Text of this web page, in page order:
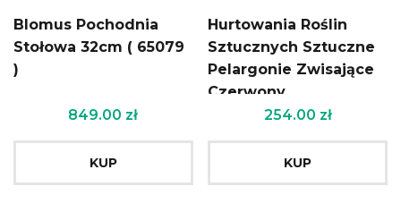
Blomus Pochodnia
Stołowa 32cm ( 65079
)
849.00 zł
KUP
Hurtowania Roślin
Sztucznych Sztuczne
Pelargonie Zwisające
Czerwony
254.00 zł
KUP